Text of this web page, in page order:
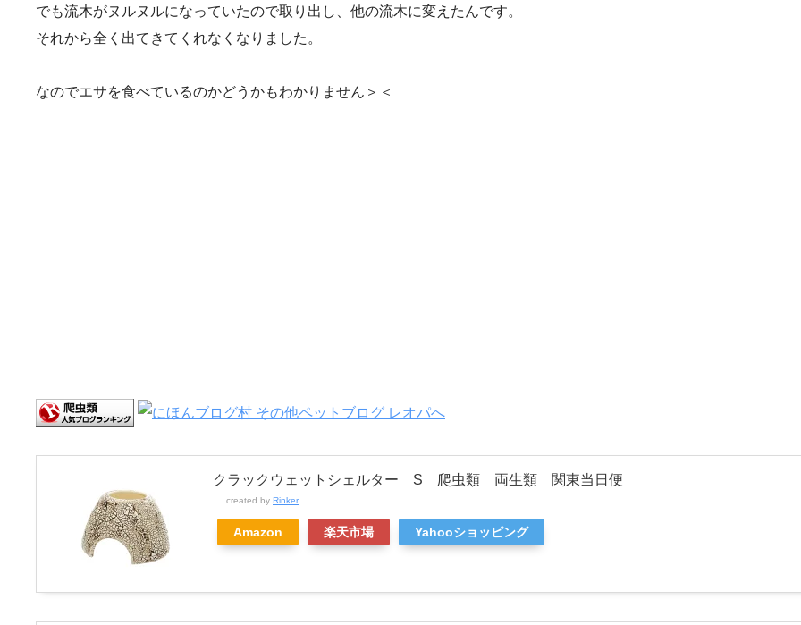
でも流木がヌルヌルになっていたので取り出し、他の流木に変えたんです。
それから全く出てきてくれなくなりました。
なのでエサを食べているのかどうかもわかりません＞＜
クラックウェットシェルター S 爬虫類 両生類 関東当日便
created by Rinker
Amazon 楽天市場 Yahooショッピング